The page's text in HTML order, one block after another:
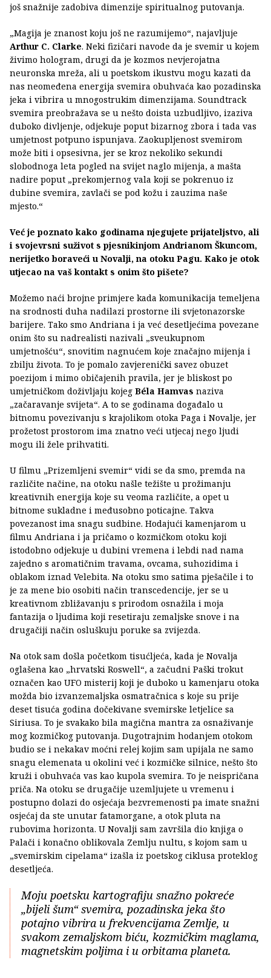
još snažnije zadobiva dimenzije spiritualnog putovanja.
„Magija je znanost koju još ne razumijemo“, najavljuje
Arthur C. Clarke. Neki fizičari navode da je svemir u kojem
živimo hologram, drugi da je kozmos nevjerojatna
neuronska mreža, ali u poetskom ikustvu mogu kazati da
nas neomeđena energija svemira obuhvaća kao pozadinska
jeka i vibrira u mnogostrukim dimenzijama. Soundtrack
svemira preobražava se u nešto doista uzbudljivo, izaziva
duboko divljenje, odjekuje poput bizarnog zbora i tada vas
umjetnost potpuno ispunjava. Zaokupljenost svemirom
može biti i opsesivna, jer se kroz nekoliko sekundi
slobodnoga leta pogled na svijet naglo mijenja, a mašta
nadire poput „prekomjernog vala koji se pokrenuo iz
dubine svemira, zavlači se pod kožu i zauzima naše
mjesto.“
Već je poznato kako godinama njegujete prijateljstvo, ali
i svojevrsni suživot s pjesnikinjom Andrianom Škuncom,
nerijetko boraveći u Novalji, na otoku Pagu. Kako je otok
utjecao na vaš kontakt s onim što pišete?
Možemo naći brojne primjere kada komunikacija temeljena
na srodnosti duha nadilazi prostorne ili svjetonazorske
barijere. Tako smo Andriana i ja već desetljećima povezane
onim što su nadrealisti nazivali „sveukupnom
umjetnošću“, snovitim nagnućem koje značajno mijenja i
zbilju života. To je pomalo zavjerenički savez obuzet
poezijom i mimo običajenih pravila, jer je bliskost po
umjetničkom doživljaju kojeg Béla Hamvas naziva
„začaravanje svijeta“. A to se godinama događalo u
bitnomu povezivanju s krajolikom otoka Paga i Novalje, jer
prožetost prostorom ima znatno veći utjecaj nego ljudi
mogu ili žele prihvatiti.
U filmu „Prizemljeni svemir“ vidi se da smo, premda na
različite načine, na otoku našle težište u prožimanju
kreativnih energija koje su veoma različite, a opet u
bitnome sukladne i međusobno poticajne. Takva
povezanost ima snagu sudbine. Hodajući kamenjarom u
filmu Andriana i ja pričamo o kozmičkom otoku koji
istodobno odjekuje u dubini vremena i lebdi nad nama
zajedno s aromatičnim travama, ovcama, suhozidima i
oblakom iznad Velebita. Na otoku smo satima pješačile i to
je za mene bio osobiti način transcedencije, jer se u
kreativnom zbližavanju s prirodom osnažila i moja
fantazija o ljudima koji resetiraju zemaljske snove i na
drugačiji način osluškuju poruke sa zvijezda.
Na otok sam došla početkom tisućljeća, kada je Novalja
oglašena kao „hrvatski Roswell“, a začudni Paški trokut
označen kao UFO misterij koji je duboko u kamenjaru otoka
možda bio izvanzemaljska osmatračnica s koje su prije
deset tisuća godina dočekivane svemirske letjelice sa
Siriusa. To je svakako bila magična mantra za osnaživanje
mog kozmičkog putovanja. Dugotrajnim hodanjem otokom
budio se i nekakav moćni relej kojim sam upijala ne samo
snagu elemenata u okolini već i kozmičke silnice, nešto što
kruži i obuhvaća vas kao kupola svemira. To je neispričana
priča. Na otoku se drugačije uzemljujete u vremenu i
postupno dolazi do osjećaja bezvremenosti pa imate snažni
osjećaj da ste unutar fatamorgane, a otok pluta na
rubovima horizonta. U Novalji sam završila dio knjiga o
Palači i konačno oblikovala Zemlju nultu, s kojom sam u
„svemirskim cipelama“ izašla iz poetskog ciklusa proteklog
desetljeća.
Moju poetsku kartografiju snažno pokreće
„bijeli šum“ svemira, pozadinska jeka što
potajno vibrira u frekvencijama Zemlje, u
svakom zemaljskom biću, kozmičkim maglama,
magnetskim poljima i u orbitama planeta.